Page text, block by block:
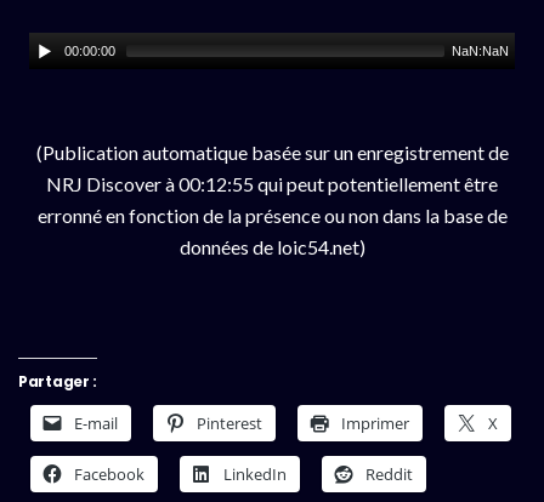
00:00:00 NaN:NaN
(Publication automatique basée sur un enregistrement de
NRJ Discover à 00:12:55 qui peut potentiellement être
erronné en fonction de la présence ou non dans la base de
données de loic54.net)
Partager :
E-mail Pinterest Imprimer X
Facebook LinkedIn Reddit